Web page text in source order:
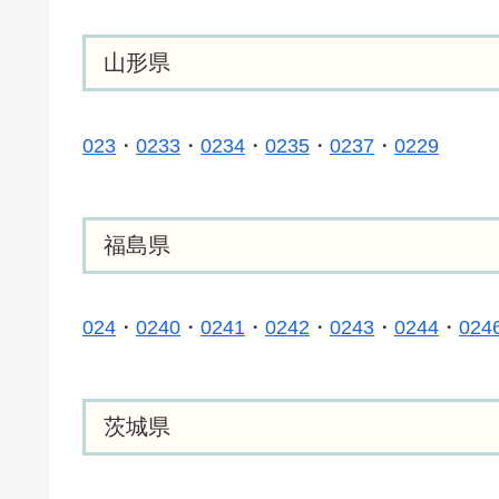
山形県
023 ・ 0233 ・ 0234 ・ 0235 ・ 0237 ・ 0229
福島県
024 ・ 0240 ・ 0241 ・ 0242 ・ 0243 ・ 0244 ・
茨城県